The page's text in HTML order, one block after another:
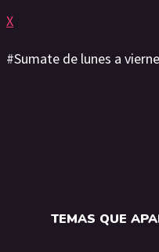
X
#Sumate de lunes a
TEMAS QUE